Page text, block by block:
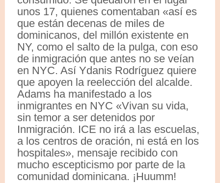
unos 17, quienes comentaban «así es
que están decenas de miles de
dominicanos, del millón existente en
NY, como el salto de la pulga, con eso
de inmigración que antes no se veían
en NYC. Así Ydanis Rodríguez quiere
que apoyen la reelección del alcalde.
Adams ha manifestado a los
inmigrantes en NYC «Vivan su vida,
sin temor a ser detenidos por
Inmigración. ICE no irá a las escuelas,
a los centros de oración, ni está en los
hospitales», mensaje recibido con
mucho escepticismo por parte de la
comunidad dominicana. ¡Huumm!